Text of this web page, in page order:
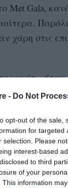
- Do Not
opt-out of the sale,
for targeted
selection. Please
interest-based
to third
of your
This information
Met Gala,
χάρη στις
ήταν
βραδιάς.